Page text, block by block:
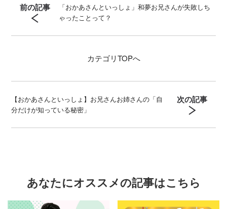
前の記事
「おかあさんといっしょ」和夢お兄さんが失敗しち
ゃったことって？
カテゴリTOPへ
【おかあさんといっしょ】お兄さんお姉さんの「自
分だけが知っている秘密」
次の記事
あなたにオススメの記事はこちら